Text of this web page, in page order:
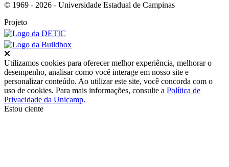
© 1969 - 2026 - Universidade Estadual de Campinas
Projeto
Utilizamos cookies para oferecer melhor experiência, melhorar o
desempenho, analisar como você interage em nosso site e
personalizar conteúdo. Ao utilizar este site, você concorda com o
uso de cookies. Para mais informações, consulte a Política de
Privacidade da Unicamp.
Estou ciente